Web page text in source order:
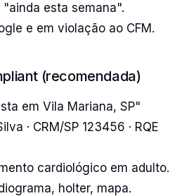
esta semana".
e em violação ao CFM.
(recomendada)
em Vila Mariana, SP"
· CRM/SP 123456 · RQE
cardiológico em adulto.
holter, mapa.